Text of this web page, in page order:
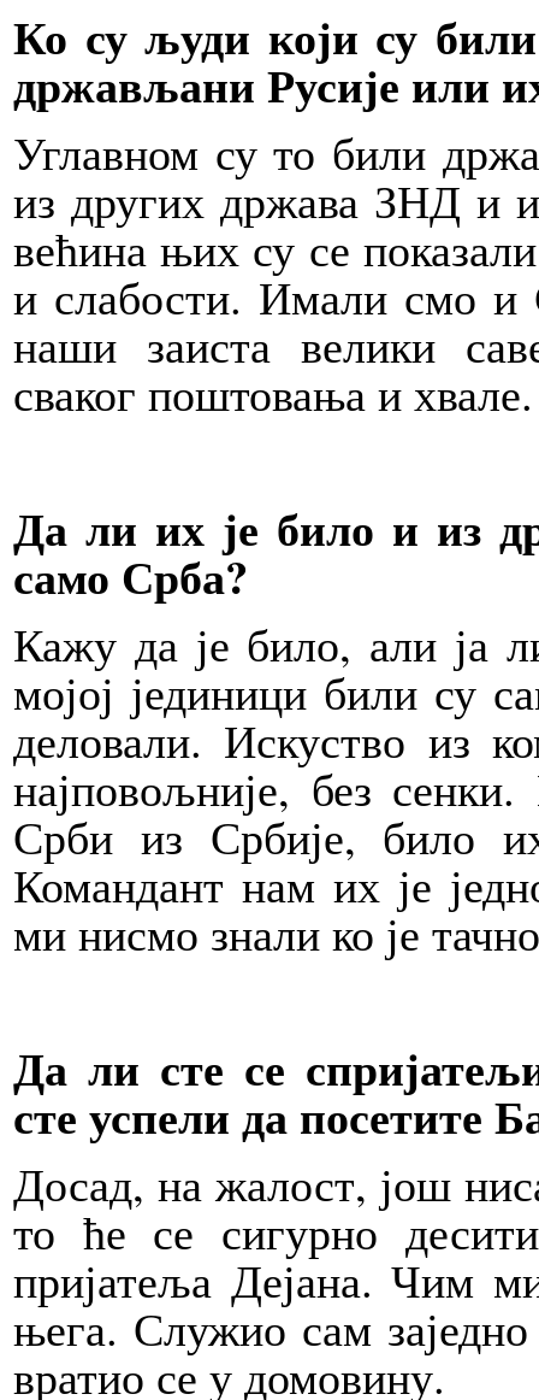
Ко су људи који су
држављани Русије или
Углавном су то били
из других држава ЗНД и
већина њих су се
и слабости. Имали смо и
наши заиста велики
сваког поштовања и хвале.
Да ли их је било и из
само Срба?
Кажу да је било, али ја
мојој јединици били су
деловали. Искуство из
најповољније, без
Срби из Србије, било
Командант нам их је
ми нисмо знали ко је
Да ли сте се
сте успели да посетите
Досад, на жалост, још
то ће се сигурно
пријатеља Дејана. Чим
њега. Служио сам
вратио се у домовину.